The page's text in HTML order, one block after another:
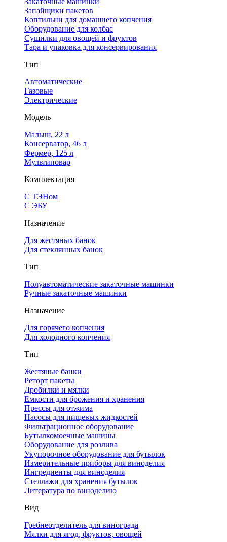
Запайщики пакетов
Коптильни для домашнего копчения
Оборудование для колбас
Сушилки для овощей и фруктов
Тара и упаковка для консервирования
Тип
Автоматические
Газовые
Электрические
Модель
Малыш, 22 л
Консерватор, 46 л
Фермер, 125 л
Мультиповар
Комплектация
С ТЭНом
С ЭБУ
Назначение
Для жестяных банок
Для стеклянных банок
Тип
Полуавтоматические закаточные машинки
Ручные закаточные машинки
Назначение
Для горячего копчения
Для холодного копчения
Тип
Жестяные банки
Реторт пакеты
Дробилки и мялки
Емкости для брожения и хранения
Прессы для отжима
Насосы для пищевых жидкостей
Фильтрационное оборудование
Бутылкомоечные машины
Оборудование для розлива
Укупорочное оборудование для бутылок
Измерительные приборы для виноделия
Ингредиенты для виноделия
Стеллажи для хранения бутылок
Литература по виноделию
Вид
Гребнеотделитель для винограда
Мялки для ягод, фруктов, овощей